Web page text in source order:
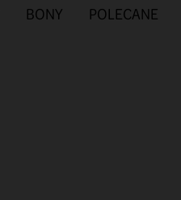
BONY POLECANE